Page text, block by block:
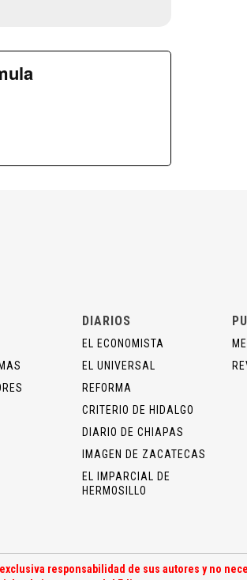
DIARIOS
EL ECONOMISTA
EL UNIVERSAL
REFORMA
CRITERIO DE HIDALGO
DIARIO DE CHIAPAS
IMAGEN DE ZACATECAS
EL IMPARCIAL DE
HERMOSILLO
responsabilidad de sus autores y no